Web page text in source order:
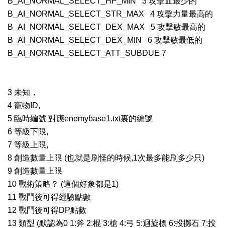
B_AI_NORMAL_SELECT_STR_MAX 4 攻擊力量最高的
B_AI_NORMAL_SELECT_DEX_MAX 5 攻擊敏最高的
B_AI_NORMAL_SELECT_DEX_MIN 6 攻擊敏最低的
B_AI_NORMAL_SELECT_ATT_SUBDUE 7
3 未知，
4 寵物ID,
5 臨時編號 對應enemybase1.txt裏的編號
6 等級下限,
7 等級上限,
8 創造數量上限 (也就是刷怪的時候,1次最多能刷多少只)
9 創造數量上限
10 戰術策略？ (這個好象都是1)
11 戰鬥後可得經驗點數
12 戰鬥後可得DP點數
13 類型 (默認為0 1:斧 2:棍 3:槍 4:弓 5:迴旋標 6:投擲石 7:投